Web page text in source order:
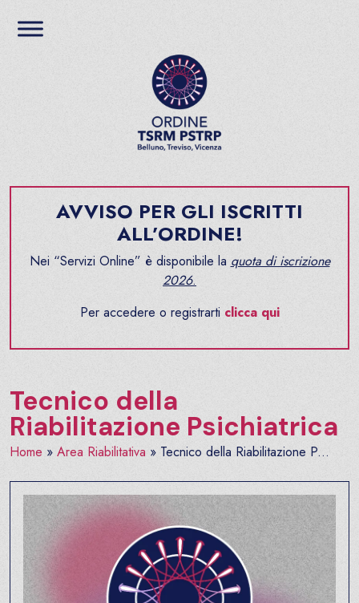
AVVISO PER GLI ISCRITTI
ALL’ORDINE!
Nei “Servizi Online” è disponibile la quota di iscrizione
2026.
Per accedere o registrarti clicca qui
Tecnico della
Riabilitazione Psichiatrica
Home » Area Riabilitativa » Tecnico della Riabilitazione P...